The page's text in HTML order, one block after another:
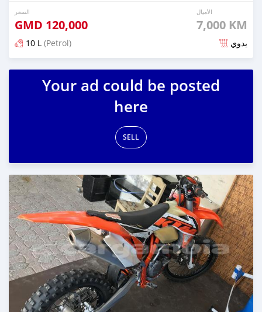
السعر
GMD 120,000
الأميال
7,000 KM
10 L (Petrol) يدوي
تم النشر منذ حوالي 6 سنوات مضت
Your ad could be posted
here
SELL